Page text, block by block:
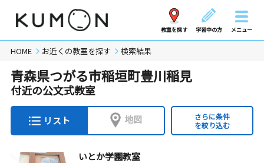
教室を探す 学習中の方 メニュー
HOME お近くの教室を探す 検索結果
青森県つがる市稲垣町豊川稲見
付近の公文式教室
リスト 地図
さらに条件
を絞り込む
いとか学園教室